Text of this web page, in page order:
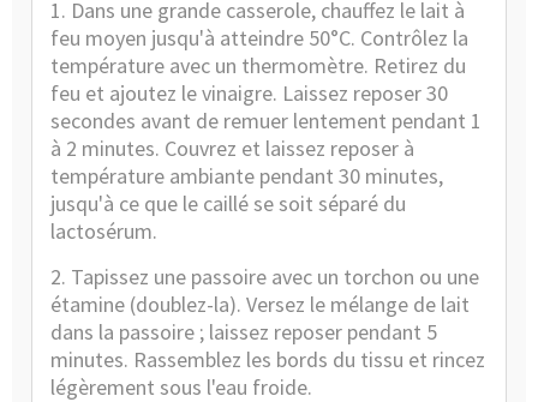
1. Dans une grande casserole, chauffez le lait à
feu moyen jusqu'à atteindre 50°C. Contrôlez la
température avec un thermomètre. Retirez du
feu et ajoutez le vinaigre. Laissez reposer 30
secondes avant de remuer lentement pendant 1
à 2 minutes. Couvrez et laissez reposer à
température ambiante pendant 30 minutes,
jusqu'à ce que le caillé se soit séparé du
lactosérum.
2. Tapissez une passoire avec un torchon ou une
étamine (doublez-la). Versez le mélange de lait
dans la passoire ; laissez reposer pendant 5
minutes. Rassemblez les bords du tissu et rincez
légèrement sous l'eau froide.